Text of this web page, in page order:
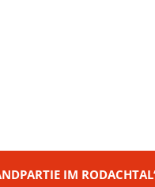
IM